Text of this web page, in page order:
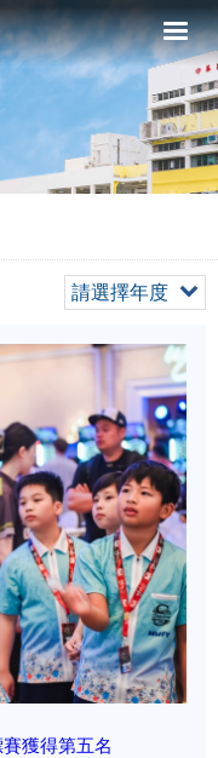
請選擇年度
獲得第五名